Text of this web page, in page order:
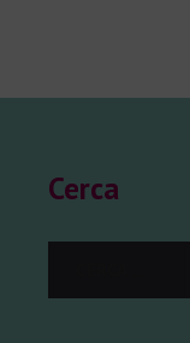
Cerca